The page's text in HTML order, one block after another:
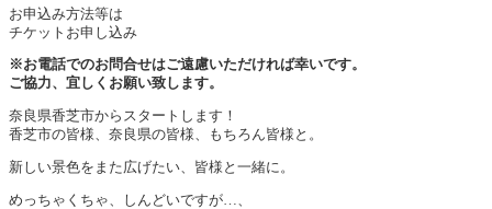
お申込み方法等は
チケットお申し込み
※お電話でのお問合せはご遠慮いただければ幸いです。
ご協力、宜しくお願い致します。
奈良県香芝市からスタートします！
香芝市の皆様、奈良県の皆様、もちろん皆様と。
新しい景色をまた広げたい、皆様と一緒に。
めっちゃくちゃ、しんどいですが…、